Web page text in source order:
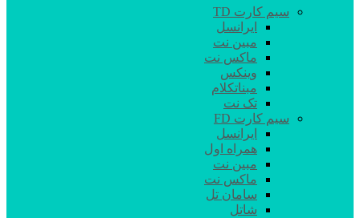
سیم کارت TD
ایرانسل
مبین نت
ماکس نت
وینکس
مبناتکلام
تک نت
سیم کارت FD
ایرانسل
همراه اول
مبین نت
ماکس نت
سامان تل
شاتل